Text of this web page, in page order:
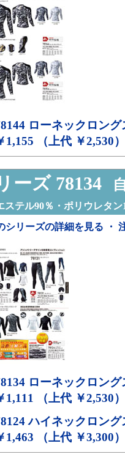
ローネックロン
1,155 （上代 ￥2,530）
ーズ 78134
ステル90％・ポリウレタン
シリーズの詳細を見る ・
ローネックロン
1,111 （上代 ￥2,530）
ハイネックロング
1,463 （上代 ￥3,300）